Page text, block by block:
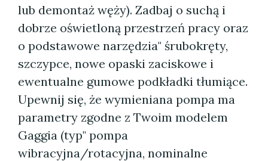
lub demontaż węży). Zadbaj o suchą i
dobrze oświetloną przestrzeń pracy oraz
o podstawowe narzędzia" śrubokręty,
szczypce, nowe opaski zaciskowe i
ewentualne gumowe podkładki tłumiące.
Upewnij się, że wymieniana pompa ma
parametry zgodne z Twoim modelem
Gaggia (typ" pompa
wibracyjna/rotacyjna, nominalne